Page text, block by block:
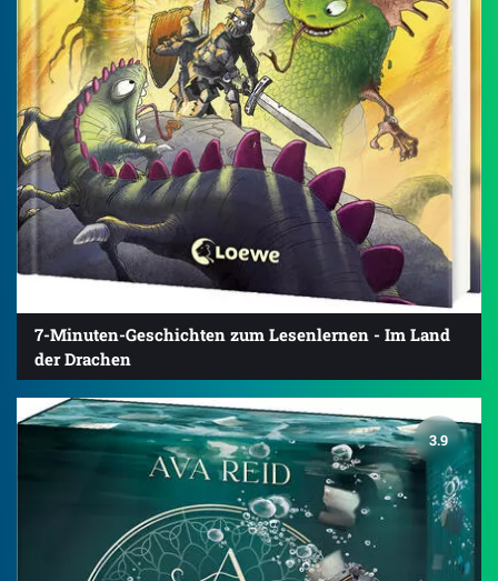
7-Minuten-Geschichten zum Lesenlernen - Im Land
der Drachen
3.9